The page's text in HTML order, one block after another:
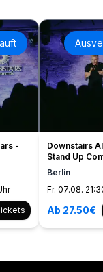
-
Downstairs
Stand Up
Berlin
Fr. 07.08.
Ab 27.50€